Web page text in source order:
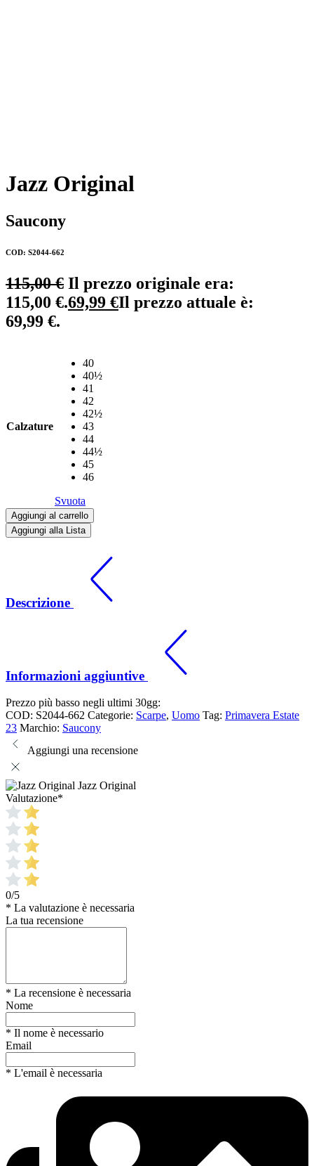
Jazz Original
Saucony
COD: S2044-662
115,00€ Il prezzo originale era:
115,00 €.69,99 €Il prezzo attuale è:
69,99 €.
Calzature
40
40½
41
42
42½
43
44
44½
45
46
Svuota
Aggiungi al carrello
Aggiungi alla Lista
Descrizione
Informazioni aggiuntive
Prezzo più basso negli ultimi 30gg:
COD: S2044-662 Categorie: Scarpe, Uomo Tag: Primavera Estate
23 Marchio: Saucony
Aggiungi una recensione
Jazz Original
Valutazione*
0/5
* La valutazione è necessaria
La tua recensione
* La recensione è necessaria
Nome
* Il nome è necessario
Email
* L'email è necessaria